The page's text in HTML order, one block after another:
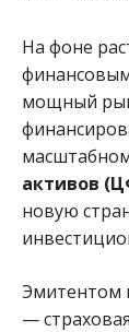
На фоне
мощный
активов
новую
Эмитентом
—